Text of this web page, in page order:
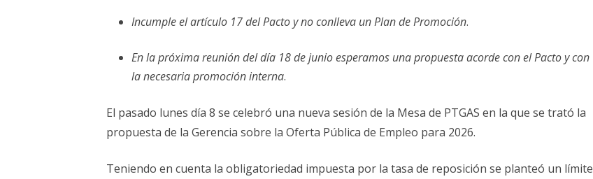
PUBLICACIONES
MUJERES DE LA INTERSINDICAL
ESTATUTOS
rechaza
empleo
Incumple el artículo 17 del Pacto y no conlleva un Plan de Promoción.
En la próxima reunión del día 18 de junio esperamos una propuesta acorde con el Pacto y con
la necesaria promoción interna.
El pasado lunes día 8 se celebró una nueva sesión de la Mesa de PTGAS en la que se trató la
propuesta de la Gerencia sobre la Oferta Pública de Empleo para 2026.
Teniendo en cuenta la obligatoriedad impuesta por la tasa de reposición se planteó un límite